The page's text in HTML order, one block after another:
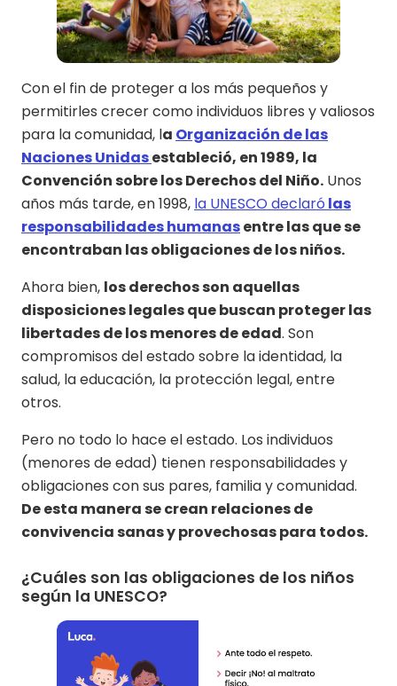
Con el fin de proteger a los más pequeños y
permitirles crecer como individuos libres y valiosos
para la comunidad, la Organización de las
Naciones Unidasestableció, en 1989, la
Convención sobre los Derechos del Niño. Unos
años más tarde, en 1998, la UNESCO declaró las
responsabilidades humanasentre las que se
encontraban las obligaciones de los niños.
Ahora bien, los derechos son aquellas
disposiciones legales que buscan proteger las
libertades de los menores de edad. Son
compromisos del estado sobre la identidad, la
salud, la educación, la protección legal, entre
otros.
Pero no todo lo hace el estado. Los individuos
(menores de edad) tienen responsabilidades y
obligaciones con sus pares, familia y comunidad.
De esta manera se crean relaciones de
convivencia sanas y provechosas para todos.
¿Cuáles son las obligaciones de los niños
según la UNESCO?